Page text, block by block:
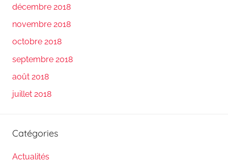
décembre 2018
novembre 2018
octobre 2018
septembre 2018
août 2018
juillet 2018
Catégories
Actualités